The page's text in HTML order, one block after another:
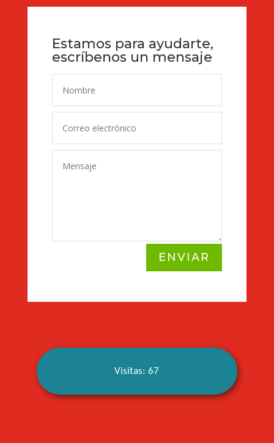
Estamos para ayudarte,
escríbenos un mensaje
ENVIAR
Visitas: 67